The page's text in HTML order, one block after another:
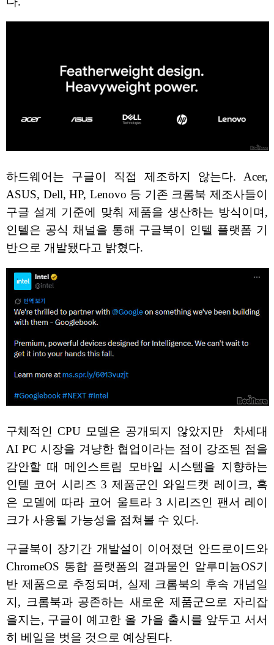
하드웨어는 구글이 직접 제조하지 않는다. Acer,
ASUS, Dell, HP, Lenovo 등 기존 크롬북 제조사들이
구글 설계 기준에 맞춰 제품을 생산하는 방식이며,
인텔은 공식 채널을 통해 구글북이 인텔 플랫폼 기
반으로 개발됐다고 밝혔다.
구체적인 CPU 모델은 공개되지 않았지만 차세대
AI PC 시장을 겨냥한 협업이라는 점이 강조된 점을
감안할 때 메인스트림 모바일 시스템을 지향하는
인텔 코어 시리즈 3 제품군인 와일드캣 레이크, 혹
은 모델에 따라 코어 울트라 3 시리즈인 팬서 레이
크가 사용될 가능성을 점쳐볼 수 있다.
구글북이 장기간 개발설이 이어졌던 안드로이드와
ChromeOS 통합 플랫폼의 결과물인 알루미늄OS기
반 제품으로 추정되며, 실제 크롬북의 후속 개념일
지, 크롬북과 공존하는 새로운 제품군으로 자리잡
을지는, 구글이 예고한 올 가을 출시를 앞두고 서서
히 베일을 벗을 것으로 예상된다.